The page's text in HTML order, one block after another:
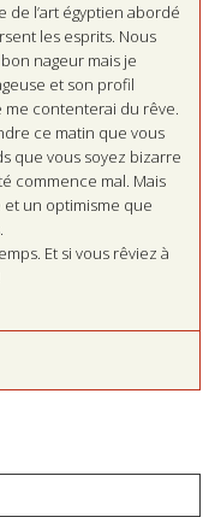
de l’art égyptien abordé
les esprits. Nous
nageur mais je
et son profil
me contenterai du rêve.
ce matin que vous
que vous soyez bizarre
commence mal. Mais
un optimisme que
Et si vous rêviez à